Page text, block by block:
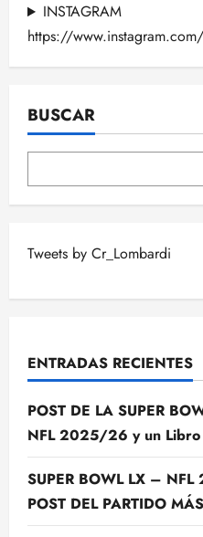
INSTAGRAM
https://
BUSCAR
Tweets by Cr_Lombardi
ENTRADAS RECIENTES
POST DE LA SUPER
NFL 2025/26 y un Libro
SUPER BOWL LX –
POST DEL PARTIDO